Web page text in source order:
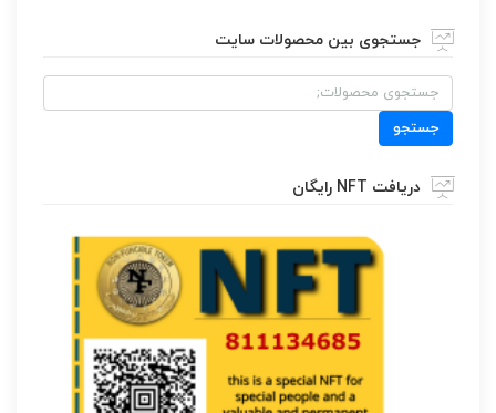
جستجوی بین محصولات سایت
جستجو
برای:
جستجو
دریافت NFT رایگان